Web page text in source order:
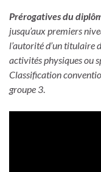
Prérogatives du
jusqu’aux premiers
l’autorité d’un titulaire
activités physiques ou
Classification
groupe 3